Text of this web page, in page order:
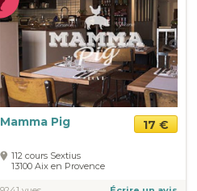
Mamma Pig 17 €
112 cours Sextius
13100 Aix en Provence